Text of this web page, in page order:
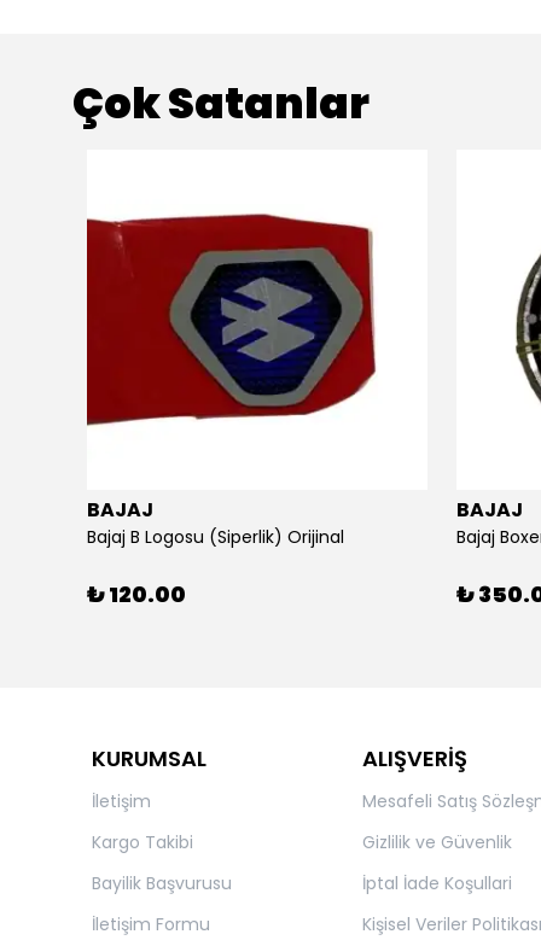
Çok Satanlar
BAJAJ
Bajaj B Logosu (Siperlik) Orijinal
₺ 120.00
BAJAJ
Bajaj
₺
KURUMSAL
İletişim
Kargo Takibi
Bayilik Başvurusu
İletişim Formu
ALIŞVERİŞ
Mesafeli Satış
Gizlilik ve Güvenlik
İptal İade Koşullari
Kişisel Veriler Politikası